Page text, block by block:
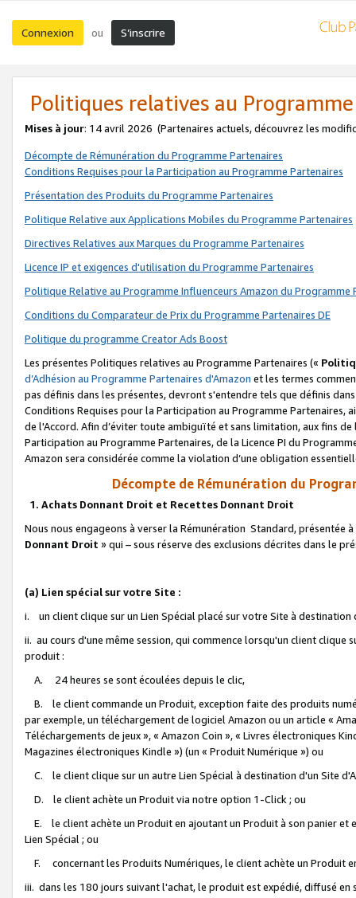
Connexion ou S’inscrire
Politiques relatives au
Mises à jour: 14 avril 2026 (Partenaires actuels, découvrez les
Décompte de Rémunération du Programme Partenaires
Conditions Requises pour la Participation au Programme Partenaires
Présentation des Produits du Programme Partenaires
Politique Relative aux Applications Mobiles du Programme Partenaires
Directives Relatives aux Marques du Programme Partenaires
Licence IP et exigences d'utilisation du Programme Partenaires
Politique Relative au Programme Influenceurs Amazon du Programme
Conditions du Comparateur de Prix du Programme Partenaires DE
Politique du programme Creator Ads Boost
Les présentes Politiques relatives au Programme Partenaires («
d’Adhésion au Programme Partenaires d'Amazon et les termes
pas définis dans les présentes, devront s'entendre tels que définis
Conditions Requises pour la Participation au Programme Partenaires,
de l'Accord. Afin d’éviter toute ambiguïté et sans limitation, aux fins
Participation au Programme Partenaires, de la Licence PI du
Amazon sera considérée comme la violation d’une obligation
Décompte de Rémunération du
1. Achats Donnant Droit et Recettes Donnant Droit
Nous nous engageons à verser la Rémunération Standard, présentée
Donnant Droit » qui – sous réserve des exclusions décrites dans le
(a) Lien spécial sur votre Site :
i. un client clique sur un Lien Spécial placé sur votre Site à destination
ii. au cours d'une même session, qui commence lorsqu'un client
produit :
A. 24 heures se sont écoulées depuis le clic,
B. le client commande un Produit, exception faite des produits
par exemple, un téléchargement de logiciel Amazon ou un article «
Téléchargements de jeux », « Amazon Coin », « Livres électroniques
Magazines électroniques Kindle ») (un « Produit Numérique ») ou
C. le client clique sur un autre Lien Spécial à destination d'un Site
D. le client achète un Produit via notre option 1-Click ; ou
E. le client achète un Produit en ajoutant un Produit à son panier et
Lien Spécial ; ou
F. concernant les Produits Numériques, le client achète un Produit
iii. dans les 180 jours suivant l'achat, le produit est expédié, diffusé